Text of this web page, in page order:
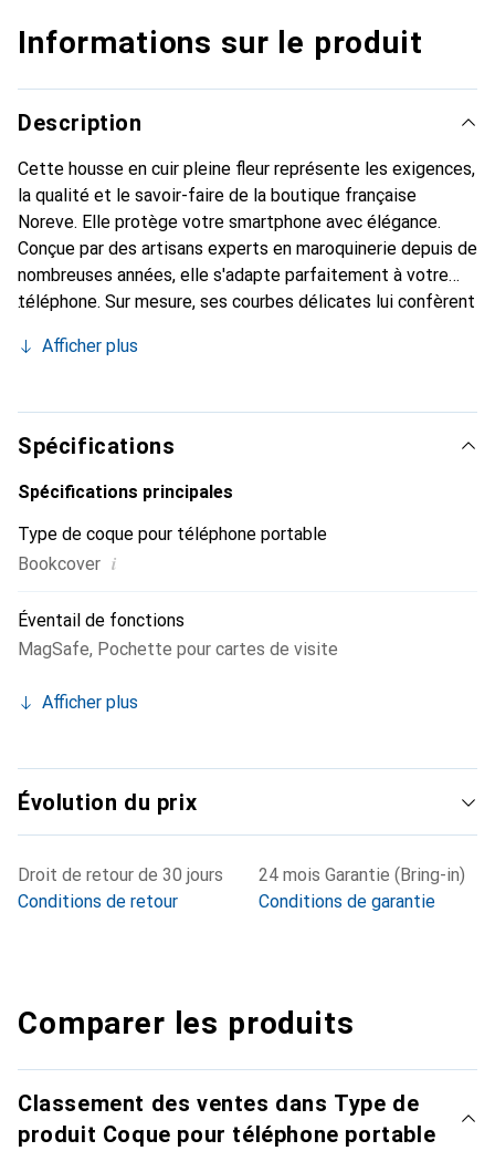
Informations sur le produit
Description
Cette housse en cuir pleine fleur représente les exigences,
la qualité et le savoir-faire de la boutique française
Noreve. Elle protège votre smartphone avec élégance.
Conçue par des artisans experts en maroquinerie depuis de
nombreuses années, elle s'adapte parfaitement à votre
téléphone. Sur mesure, ses courbes délicates lui confèrent
et indispensable pour votre smartphone. Reconnaître
marque Noreve est un choix sûr pour une clientèle
exigeante.
Afficher plus
Spécifications
Spécifications principales
Type de coque pour téléphone portable
Bookcover i
Éventail de fonctions
MagSafe, Pochette pour cartes de visite
Afficher plus
Évolution du prix
Droit de retour de 30 jours
Conditions de retour
24 mois Garantie (Bring-in)
Conditions de garantie
Comparer les produits
Classement des ventes dans Type de
produit Coque pour téléphone portable